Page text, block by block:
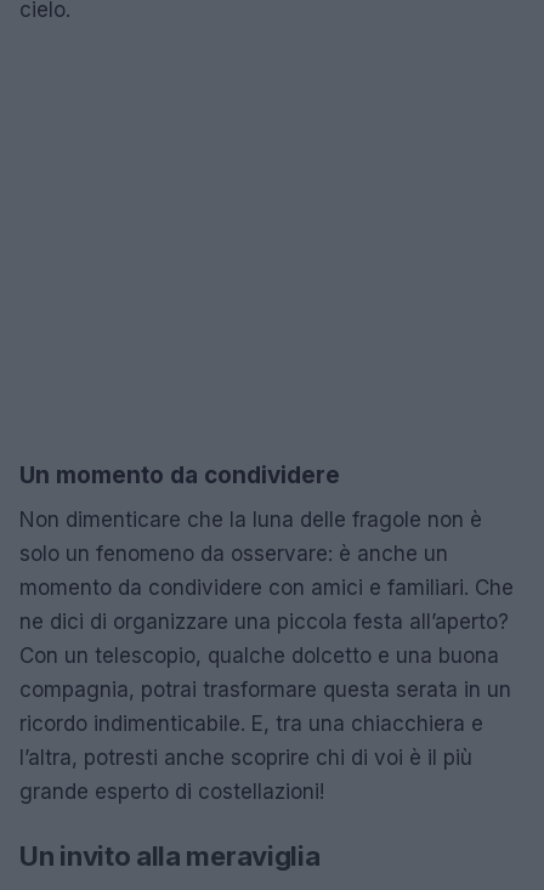
cielo.
Un momento da condividere
Non dimenticare che la luna delle fragole non è
solo un fenomeno da osservare: è anche un
momento da condividere con amici e familiari. Che
ne dici di organizzare una piccola festa all’aperto?
Con un telescopio, qualche dolcetto e una buona
compagnia, potrai trasformare questa serata in un
ricordo indimenticabile. E, tra una chiacchiera e
l’altra, potresti anche scoprire chi di voi è il più
grande esperto di costellazioni!
Un invito alla meraviglia